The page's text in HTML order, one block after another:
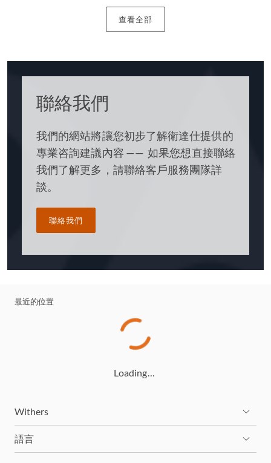
查看全部
聯絡我們
我們的網站將讓您初步了解衛達仕提供的
專業咨詢建議內容 —— 如果您想直接聯絡
我們了解更多，請聯絡客戶服務團隊詳
談。
聯絡我們
最近的位置
Loading…
Withers
語言